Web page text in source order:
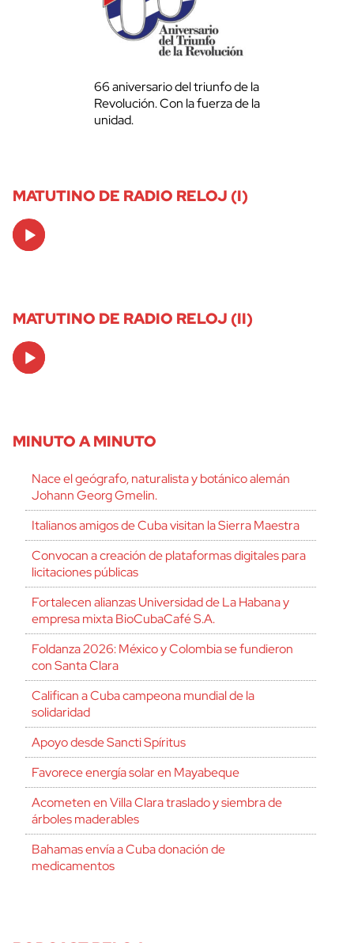
66 aniversario del triunfo de la
Revolución. Con la fuerza de la
unidad.
MATUTINO DE RADIO RELOJ (I)
Audio
Player
MATUTINO DE RADIO RELOJ (II)
Audio
Player
MINUTO A MINUTO
Nace el geógrafo, naturalista y botánico alemán
Johann Georg Gmelin.
Italianos amigos de Cuba visitan la Sierra Maestra
Convocan a creación de plataformas digitales para
licitaciones públicas
Fortalecen alianzas Universidad de La Habana y
empresa mixta BioCubaCafé S.A.
Foldanza 2026: México y Colombia se fundieron
con Santa Clara
Califican a Cuba campeona mundial de la
solidaridad
Apoyo desde Sancti Spíritus
Favorece energía solar en Mayabeque
Acometen en Villa Clara traslado y siembra de
árboles maderables
Bahamas envía a Cuba donación de
medicamentos